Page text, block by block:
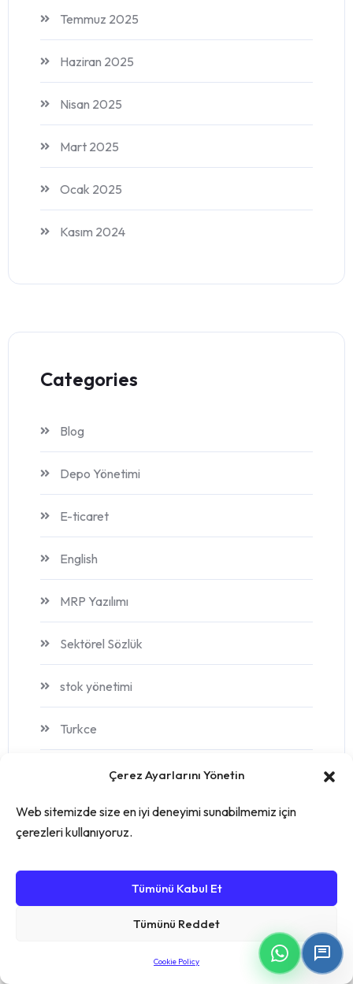
Çerez Ayarlarını Yönetin
Web sitemizde size en iyi deneyimi sunabilmemiz için
çerezleri kullanıyoruz.
Tümünü Kabul Et
Tümünü Reddet
Cookie Policy
Temmuz 2025
Haziran 2025
Nisan 2025
Mart 2025
Ocak 2025
Kasım 2024
Categories
Blog
Depo Yönetimi
E-ticaret
English
MRP Yazılımı
Sektörel Sözlük
stok yönetimi
Turkce
Üretim Takip Yazılımı